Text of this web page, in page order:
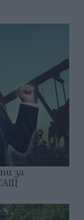
за